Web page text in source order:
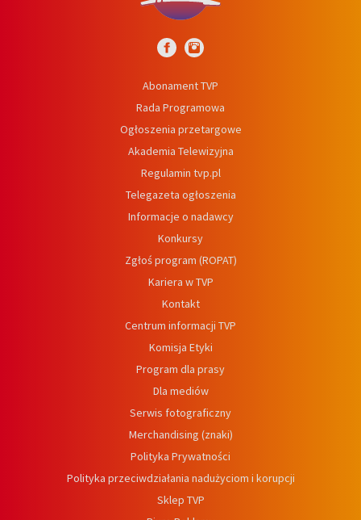
Abonament TVP
Rada Programowa
Ogłoszenia przetargowe
Akademia Telewizyjna
Regulamin tvp.pl
Telegazeta ogłoszenia
Informacje o nadawcy
Konkursy
Zgłoś program (ROPAT)
Kariera w TVP
Kontakt
Centrum informacji TVP
Komisja Etyki
Program dla prasy
Dla mediów
Serwis fotograficzny
Merchandising (znaki)
Polityka Prywatności
Polityka przeciwdziałania nadużyciom i korupcji
Sklep TVP